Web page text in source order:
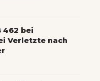
462 bei
Verletzte nach